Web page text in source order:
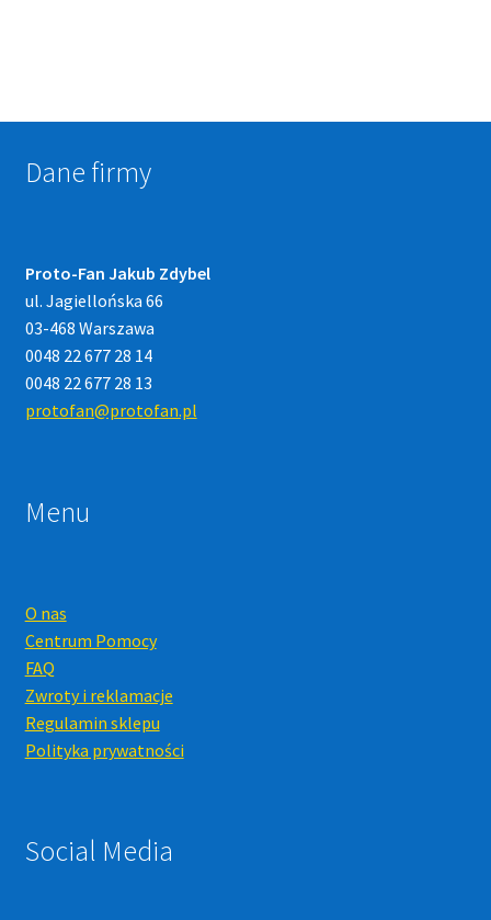
Dane firmy
Proto-Fan Jakub Zdybel
ul. Jagiellońska 66
03-468 Warszawa
0048 22 677 28 14
0048 22 677 28 13
protofan@protofan.pl
Menu
O nas
Centrum Pomocy
FAQ
Zwroty i reklamacje
Regulamin sklepu
Polityka prywatności
Social Media